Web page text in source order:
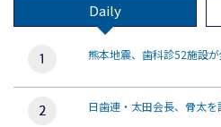
Daily
熊本地震、歯科診52施設
日歯連・太田会長、骨太